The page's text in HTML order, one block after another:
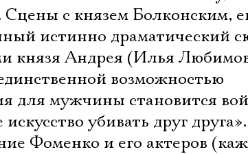
с князем Болконским,
истинно драматический
князя Андрея (Илья
возможностью
для мужчины становится
убивать друг друга».
Фоменко и его актеров